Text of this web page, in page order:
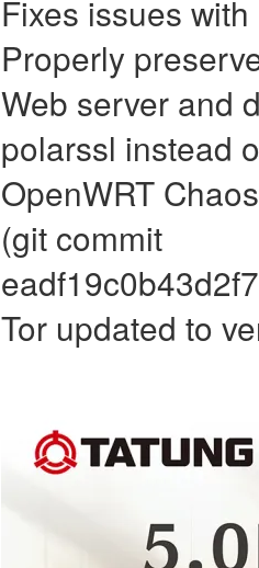
Fixes issues
Properly
Web server and
polarssl instead
OpenWRT
(git commit
Tor updated to